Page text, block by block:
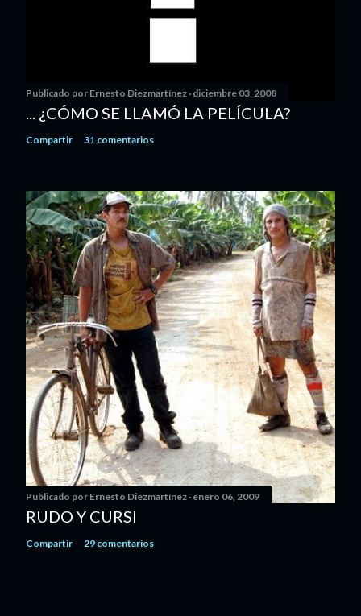
Publicado por Ernesto Diezmartínez diciembre 03, 2008
... ¿CÓMO SE LLAMÓ LA PELÍCULA?
Compartir 31 comentarios
Publicado por Ernesto Diezmartínez enero 06, 2009
RUDO Y CURSI
Compartir 29 comentarios